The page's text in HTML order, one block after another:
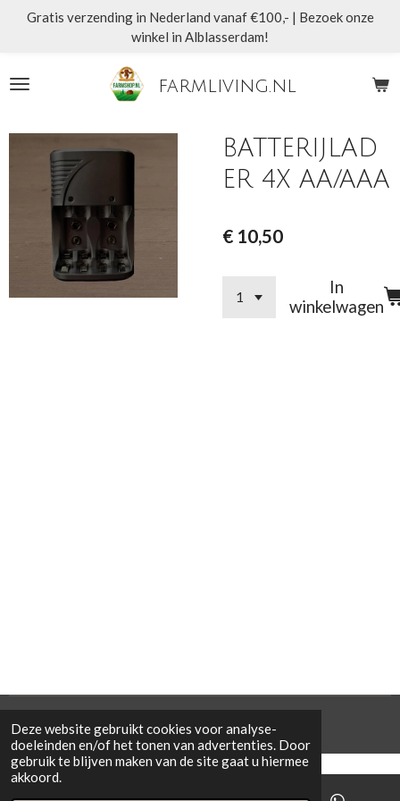
Deze website gebruikt cookies voor analyse-
doeleinden en/of het tonen van advertenties. Door
gebruik te blijven maken van de site gaat u hiermee
akkoord.
de
farmliving.nl
Gratis verzending in Nederland vanaf €100,- | Bezoek onze
winkel in Alblasserdam!
BATTERIJLAD
ER 4X AA/AAA
€ 10,50
In
winkelwagen
© 2021 Cowporation Farmshop